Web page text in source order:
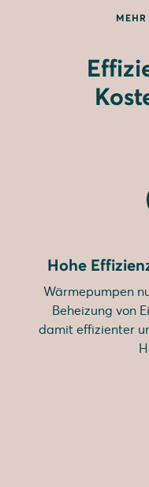
Hohe
Wärmepumpen
Beheizung von
damit effizienter